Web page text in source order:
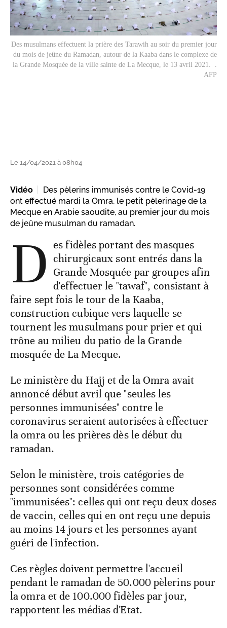
Des musulmans effectuent la prière des Tarawih au soir du premier jour
du mois de jeûne du Ramadan, autour de la Kaaba dans le complexe de
la Grande Mosquée de la ville sainte de La Mecque, le 13 avril 2021. .
AFP
Le 14/04/2021 à 08h04
Vidéo
Des pèlerins immunisés contre le Covid-19
ont effectué mardi la Omra, le petit pèlerinage de la
Mecque en Arabie saoudite, au premier jour du mois
de jeûne musulman du ramadan.
D es fidèles portant des masques
chirurgicaux sont entrés dans la
Grande Mosquée par groupes afin
d'effectuer le "tawaf", consistant à
faire sept fois le tour de la Kaaba,
construction cubique vers laquelle se
tournent les musulmans pour prier et qui
trône au milieu du patio de la Grande
mosquée de La Mecque.
Le ministère du Hajj et de la Omra avait
annoncé début avril que "seules les
personnes immunisées" contre le
coronavirus seraient autorisées à effectuer
la omra ou les prières dès le début du
ramadan.
Selon le ministère, trois catégories de
personnes sont considérées comme
"immunisées": celles qui ont reçu deux doses
de vaccin, celles qui en ont reçu une depuis
au moins 14 jours et les personnes ayant
guéri de l'infection.
Ces règles doivent permettre l'accueil
pendant le ramadan de 50.000 pèlerins pour
la omra et de 100.000 fidèles par jour,
rapportent les médias d'Etat.